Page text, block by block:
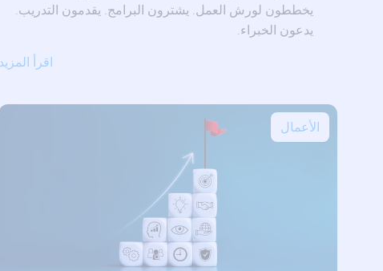
يخططون لورش العمل. يشترون البرامج. يقدمون التدريب.
يدعون الخبراء.
اقرأ المزيد
الأعمال